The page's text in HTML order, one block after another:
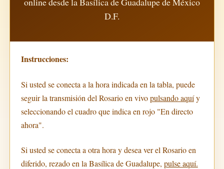
D.F.
Instrucciones:
Si usted se conecta a la hora indicada en la tabla, puede
seguir la transmisión del Rosario en vivopulsando aquíy
seleccionando el cuadro que indica en rojo "En directo
ahora".
Si usted se conecta a otra hora y desea ver el Rosario en
diferido, rezado en la Basílica de Guadalupe, pulse aquí.